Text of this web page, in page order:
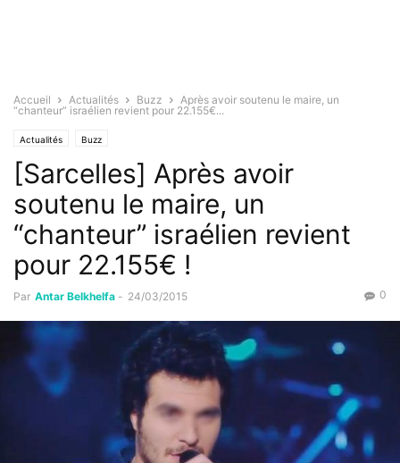
Accueil Actualités Buzz
Après avoir soutenu le maire, un
“chanteur” israélien revient pour 22.155€...
Actualités Buzz
[Sarcelles] Après avoir
soutenu le maire, un
“chanteur” israélien revient
pour 22.155€ !
Par Antar Belkhelfa - 24/03/2015 0